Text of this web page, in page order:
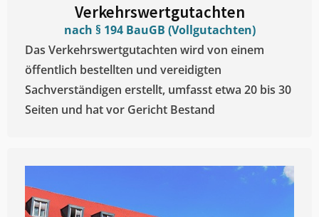
Verkehrswertgutachten
nach § 194 BauGB (Vollgutachten)
Das Verkehrswertgutachten wird von einem
öffentlich bestellten und vereidigten
Sachverständigen erstellt, umfasst etwa 20 bis 30
Seiten und hat vor Gericht Bestand